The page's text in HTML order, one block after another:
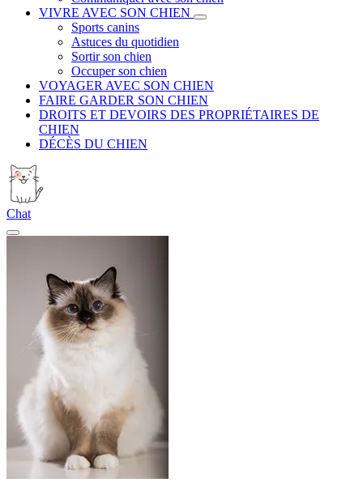
VIVRE AVEC SON CHIEN
Sports canins
Astuces du quotidien
Sortir son chien
Occuper son chien
VOYAGER AVEC SON CHIEN
FAIRE GARDER SON CHIEN
DROITS ET DEVOIRS DES PROPRIÉTAIRES DE
CHIEN
DÉCÈS DU CHIEN
Chat